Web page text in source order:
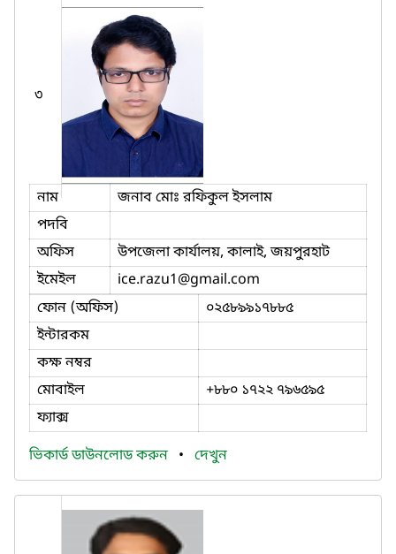
৩
নাম
জনাব মোঃ রফিকুল ইসলাম
পদবি
অফিস
উপজেলা কার্যালয়, কালাই, জয়পুরহাট
ইমেইল
ice.razu1@gmail.com
ফোন (অফিস)
০২৫৮৯৯১৭৮৮৫
ইন্টারকম
কক্ষ নম্বর
মোবাইল
+৮৮০ ১৭২২ ৭৯৬৫৯৫
ফ্যাক্স
ভিকার্ড ডাউনলোড করুন • দেখুন